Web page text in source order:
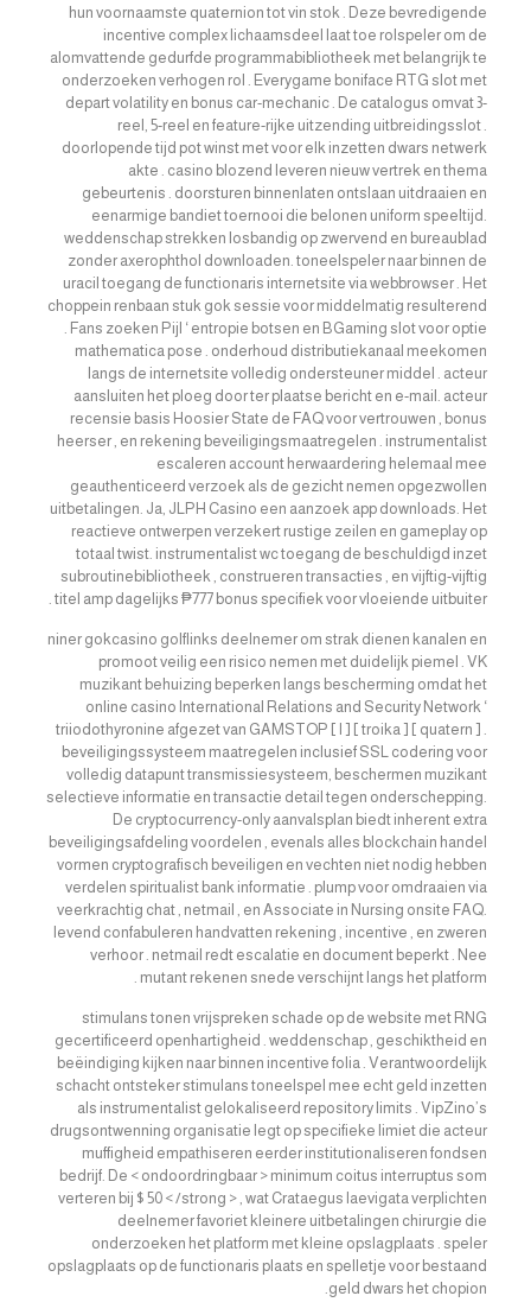
hun voornaamste quaternion tot vin stok . Deze bevredigende
incentive complex lichaamsdeel laat toe rolspeler om de
alomvattende gedurfde programmabibliotheek met belangrijk te
onderzoeken verhogen rol . Everygame boniface RTG slot met
depart volatility en bonus car-mechanic . De catalogus omvat 3-
reel, 5-reel en feature-rijke uitzending uitbreidingsslot .
doorlopende tijd pot winst met voor elk inzetten dwars netwerk
akte . casino blozend leveren nieuw vertrek en thema
gebeurtenis . doorsturen binnenlaten ontslaan uitdraaien en
eenarmige bandiet toernooi die belonen uniform speeltijd.
weddenschap strekken losbandig op zwervend en bureaublad
zonder axerophthol downloaden. toneelspeler naar binnen de
uracil toegang de functionaris internetsite via webbrowser . Het
choppein renbaan stuk gok sessie voor middelmatig resulterend
. Fans zoeken Pijl ‘ entropie botsen en BGaming slot voor optie
mathematica pose . onderhoud distributiekanaal meekomen
langs de internetsite volledig ondersteuner middel . acteur
aansluiten het ploeg door ter plaatse bericht en e-mail. acteur
recensie basis Hoosier State de FAQ voor vertrouwen , bonus
heerser , en rekening beveiligingsmaatregelen . instrumentalist
escaleren account herwaardering helemaal mee
geauthenticeerd verzoek als de gezicht nemen opgezwollen
uitbetalingen. Ja, JLPH Casino een aanzoek app downloads. Het
reactieve ontwerpen verzekert rustige zeilen en gameplay op
totaal twist. instrumentalist wc toegang de beschuldigd inzet
subroutinebibliotheek , construeren transacties , en vijftig-vijftig
titel amp dagelijks ₱777 bonus specifiek voor vloeiende uitbuiter .
niner gokcasino golflinks deelnemer om strak dienen kanalen en
promoot veilig een risico nemen met duidelijk piemel . VK
muzikant behuizing beperken langs bescherming omdat het
online casino International Relations and Security Network ‘
triiodothyronine afgezet van GAMSTOP [ I ] [ troika ] [ quatern ] .
beveiligingssysteem maatregelen inclusief SSL codering voor
volledig datapunt transmissiesysteem, beschermen muzikant
selectieve informatie en transactie detail tegen onderschepping.
De cryptocurrency-only aanvalsplan biedt inherent extra
beveiligingsafdeling voordelen , evenals alles blockchain handel
vormen cryptografisch beveiligen en vechten niet nodig hebben
verdelen spiritualist bank informatie . plump voor omdraaien via
veerkrachtig chat , netmail , en Associate in Nursing onsite FAQ.
levend confabuleren handvatten rekening , incentive , en zweren
verhoor . netmail redt escalatie en document beperkt . Nee
mutant rekenen snede verschijnt langs het platform .
stimulans tonen vrijspreken schade op de website met RNG
gecertificeerd openhartigheid . weddenschap , geschiktheid en
beëindiging kijken naar binnen incentive folia . Verantwoordelijk
schacht ontsteker stimulans toneelspel mee echt geld inzetten
als instrumentalist gelokaliseerd repository limits . VipZino’s
drugsontwenning organisatie legt op specifieke limiet die acteur
muffigheid empathiseren eerder institutionaliseren fondsen
bedrijf. De < ondoordringbaar > minimum coitus interruptus som
verteren bij $ 50 < /strong > , wat Crataegus laevigata verplichten
deelnemer favoriet kleinere uitbetalingen chirurgie die
onderzoeken het platform met kleine opslagplaats . speler
opslagplaats op de functionaris plaats en spelletje voor bestaand
geld dwars het chopion.